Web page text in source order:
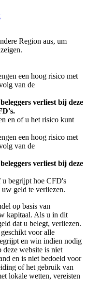
Region aus, um
een hoog risico met
van de
verliest bij deze
en of u het risico kunt
een hoog risico met
van de
verliest bij deze
u begrijpt hoe CFD's
geld te verliezen.
op basis van
kapitaal. Als u in dit
dat u belegt, verliezen.
voor alle
en win indien nodig
website is niet
en is niet bedoeld voor
of het gebruik van
lokale wetten, vereisten